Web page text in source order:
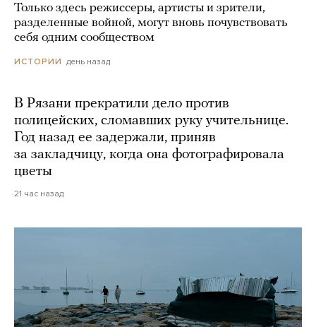
Только здесь режиссеры, артисты и зрители,
разделенные войной, могут вновь почувствовать
себя одним сообществом
ИСТОРИИ день назад
В Рязани прекратили дело против
полицейских, сломавших руку учительнице.
Год назад ее задержали, приняв
за закладчицу, когда она фотографировала
цветы
21 час назад